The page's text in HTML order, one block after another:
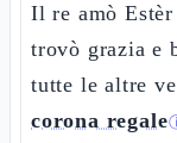
Il re amò
trovò grazia e
tutte le altre
corona regale